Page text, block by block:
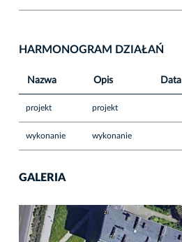
HARMONOGRAM DZIAŁAŃ
Nazwa Opis Data
projekt projekt
wykonanie wykonanie
GALERIA